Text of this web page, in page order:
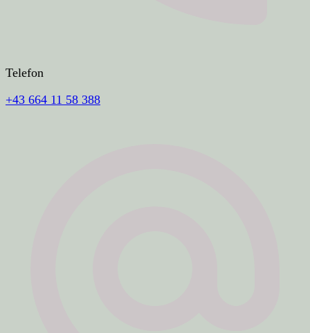
Telefon
+43 664 11 58 388